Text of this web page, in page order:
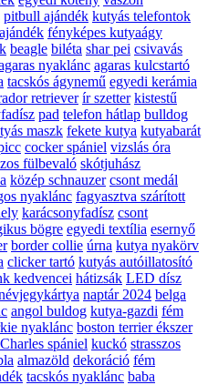
pitbull ajándék kutyás telefontok
fényképes kutyaágy
beagle biléta shar pei csivavás
nyaklánc agaras kulcstartó
tacskós ágynemű egyedi kerámia
retriever ír szetter kistestű
pad telefon hátlap bulldog
maszk fekete kutya kutyabarát
cocker spániel vizslás óra
fülbevaló skótjuhász
közép schnauzer csont medál
nyaklánc fagyasztva szárított
karácsonyfadísz csont
bögre egyedi textília esernyő
border collie úrna kutya nyakörv
clicker tartó kutyás autóillatosító
kedvencei hátizsák LED dísz
naptár 2024 belga
angol buldog kutya-gazdi fém
nyaklánc boston terrier ékszer
spániel kuckó strasszos
almazöld dekoráció fém
tacskós nyaklánc baba